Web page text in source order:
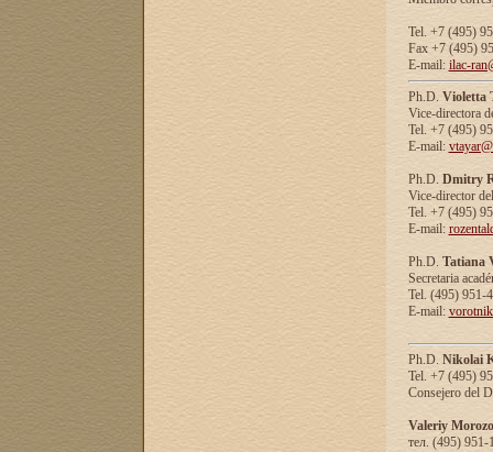
Tel. +7 (495)
Fax +7 (495)
E-mail: ilac-
Ph.D. Violetta
Vice-directora
Tel. +7 (495)
E-mail:
Ph.D. Dmitry
Vice-director
Tel. +7 (495)
E-mail:
Ph.D. Tatiana
Secretaria
Tel. (495) 951-
E-mail:
Ph.D. Nikolai
Tel. +7 (495)
Consejero del
Valeriy
тел. (495) 951-